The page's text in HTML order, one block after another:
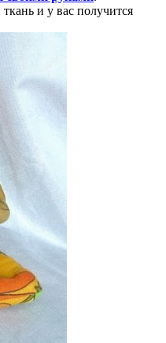
и у вас получится